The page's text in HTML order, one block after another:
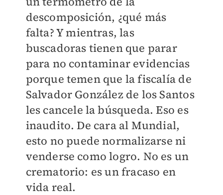
descomposición, ¿qué más
falta? Y mientras, las
buscadoras tienen que parar
para no contaminar evidencias
porque temen que la fiscalía de
Salvador González de los Santos
les cancele la búsqueda. Eso es
inaudito. De cara al Mundial,
esto no puede normalizarse ni
venderse como logro. No es un
crematorio: es un fracaso en
vida real.